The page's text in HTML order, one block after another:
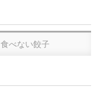
食べない餃子